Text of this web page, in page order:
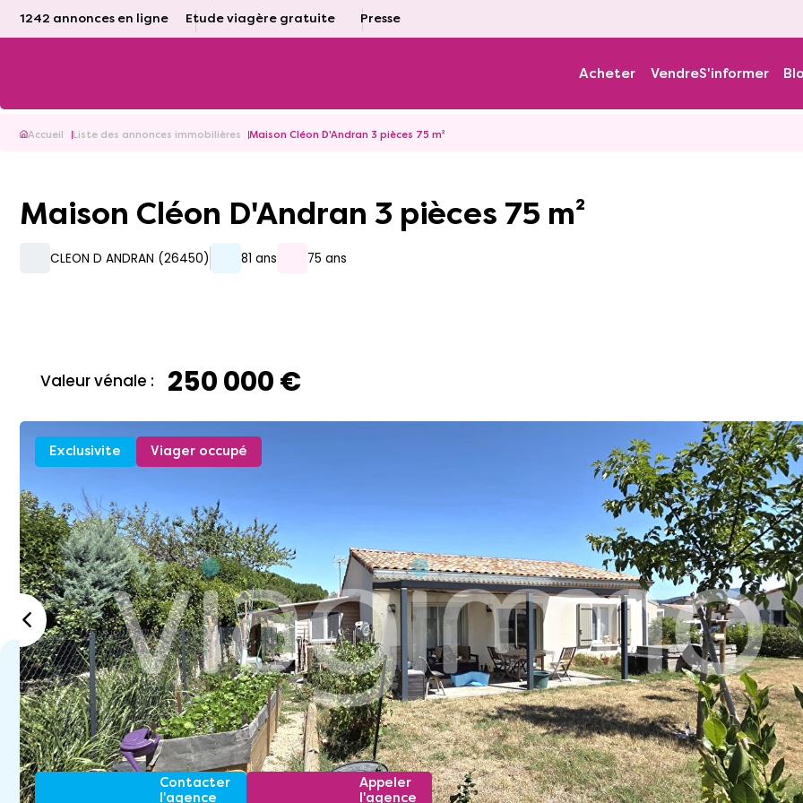
1242 annonces en ligne Etude viagère gratuite Presse
Acheter VendreS'informer
Accueil Liste des annonces immobilières Maison Cléon D'Andran 3 pièces 75 m²
Maison Cléon D'Andran 3 pièces 75 m²
CLEON D ANDRAN (26450) 81 ans 75 ans
Valeur vénale : 250 000 €
Exclusivite Viager occupé
Contacter
l'agence
Appeler
l'agence